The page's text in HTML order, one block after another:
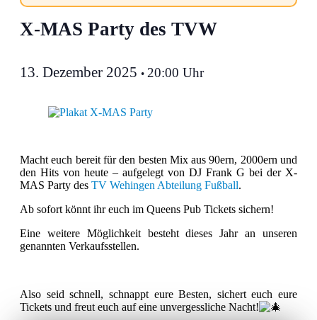
X-MAS Party des TVW
13. Dezember 2025 • 20:00 Uhr
Macht euch bereit für den besten Mix aus 90ern, 2000ern und
den Hits von heute – aufgelegt von DJ Frank G bei der X-
MAS Party des TV Wehingen Abteilung Fußball.
Ab sofort könnt ihr euch im Queens Pub Tickets sichern!
Eine weitere Möglichkeit besteht dieses Jahr an unseren
genannten Verkaufsstellen.
Also seid schnell, schnappt eure Besten, sichert euch eure
Tickets und freut euch auf eine unvergessliche Nacht!